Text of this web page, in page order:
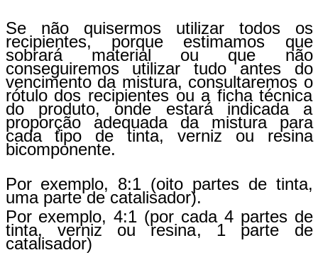
Se não quisermos utilizar todos os
recipientes, porque estimamos que
sobrará material ou que não
conseguiremos utilizar tudo antes do
vencimento da mistura, consultaremos o
rótulo dos recipientes ou a ficha técnica
do produto, onde estará indicada a
proporção adequada da mistura para
cada tipo de tinta, verniz ou resina
bicomponente.
Por exemplo, 8:1 (oito partes de tinta,
uma parte de catalisador).
Por exemplo, 4:1 (por cada 4 partes de
tinta, verniz ou resina, 1 parte de
catalisador)